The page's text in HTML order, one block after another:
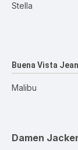
Stella
Buena Vista
Malibu
Damen